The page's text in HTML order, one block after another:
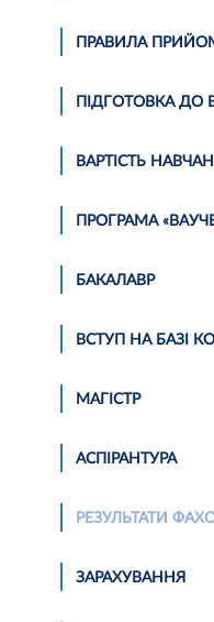
ПРАВИЛА
ПІДГОТОВКА ДО
ВАРТІСТЬ
ПРОГРАМА
БАКАЛАВР
ВСТУП НА БАЗІ
МАГІСТР
АСПІРАНТУРА
РЕЗУЛЬТАТИ
ЗАРАХУВАННЯ